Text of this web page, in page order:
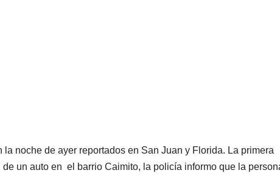
noche de ayer reportados en San Juan y Florida. La primera
un auto en el barrio Caimito, la policía informo que la